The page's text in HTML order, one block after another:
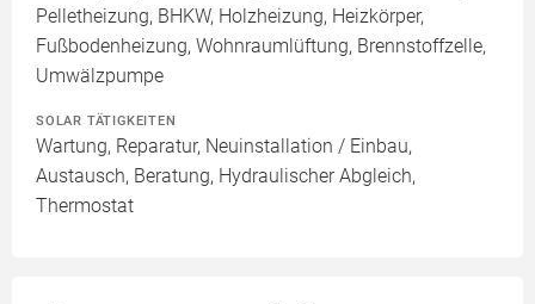
Pelletheizung, BHKW, Holzheizung, Heizkörper,
Fußbodenheizung, Wohnraumlüftung, Brennstoffzelle,
Umwälzpumpe
SOLAR TÄTIGKEITEN
Wartung, Reparatur, Neuinstallation / Einbau,
Austausch, Beratung, Hydraulischer Abgleich,
Thermostat